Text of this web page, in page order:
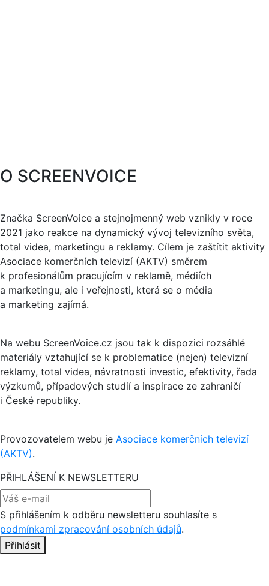
O SCREENVOICE
Značka ScreenVoice a stejnojmenný web vznikly v roce
2021 jako reakce na dynamický vývoj televizního světa,
total videa, marketingu a reklamy. Cílem je zaštítit aktivity
Asociace komerčních televizí (AKTV) směrem
k profesionálům pracujícím v reklamě, médiích
a marketingu, ale i veřejnosti, která se o média
a marketing zajímá.
Na webu ScreenVoice.cz jsou tak k dispozici rozsáhlé
materiály vztahující se k problematice (nejen) televizní
reklamy, total videa, návratnosti investic, efektivity, řada
výzkumů, případových studií a inspirace ze zahraničí
i České republiky.
Provozovatelem webu je Asociace komerčních televizí
(AKTV).
PŘIHLÁŠENÍ K NEWSLETTERU
S přihlášením k odběru newsletteru souhlasíte s
podmínkami zpracování osobních údajů.
Přihlásit